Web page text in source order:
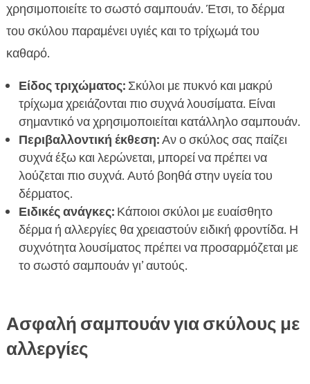
χρησιμοποιείτε το σωστό σαμπουάν. Έτσι, το δέρμα
του σκύλου παραμένει υγιές και το τρίχωμά του
καθαρό.
Είδος τριχώματος:Σκύλοι με πυκνό και μακρύ
τρίχωμα χρειάζονται πιο συχνά λουσίματα. Είναι
σημαντικό να χρησιμοποιείται κατάλληλο σαμπουάν.
Περιβαλλοντική έκθεση:Αν ο σκύλος σας παίζει
συχνά έξω και λερώνεται, μπορεί να πρέπει να
λούζεται πιο συχνά. Αυτό βοηθά στην υγεία του
δέρματος.
Ειδικές ανάγκες:Κάποιοι σκύλοι με ευαίσθητο
δέρμα ή αλλεργίες θα χρειαστούν ειδική φροντίδα. Η
συχνότητα λουσίματος πρέπει να προσαρμόζεται με
το σωστό σαμπουάν γι’ αυτούς.
Ασφαλή σαμπουάν για σκύλους με
αλλεργίες